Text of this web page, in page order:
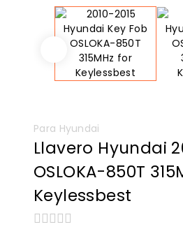
Para Hyundai
Llavero Hyundai
OSLOKA-850T
Keylessbest